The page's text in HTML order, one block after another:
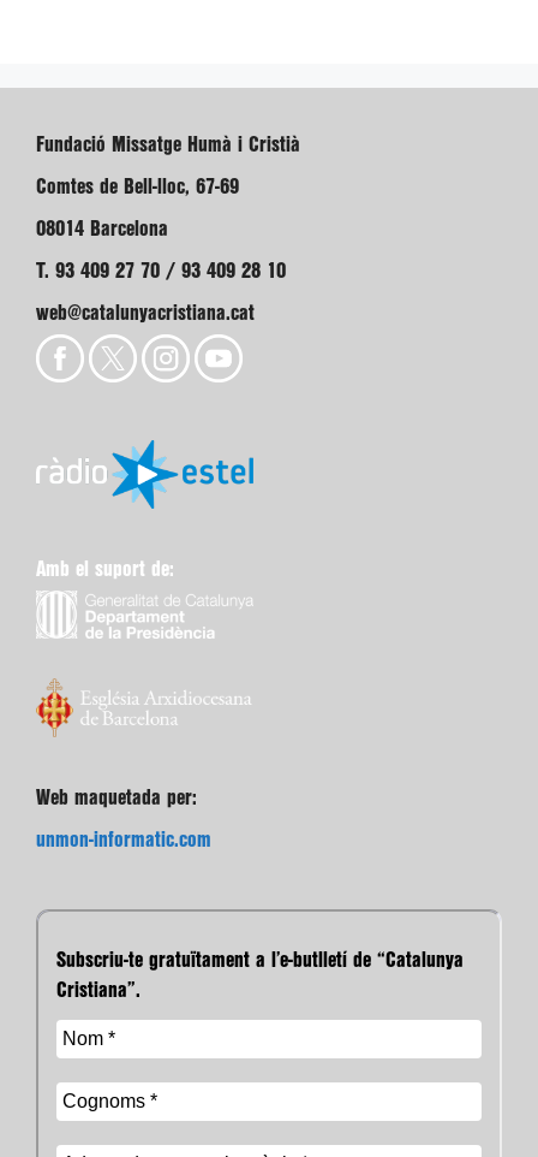
Fundació Missatge Humà i Cristià
Comtes de Bell-lloc, 67-69
08014 Barcelona
T. 93 409 27 70 / 93 409 28 10
web@catalunyacristiana.cat
Amb el suport de:
Web maquetada per:
unmon-informatic.com
Subscriu-te gratuïtament a l’e-butlletí de “Catalunya
Cristiana”.